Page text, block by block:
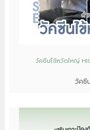
วัคซีนไข้หวัดใหญ่
วัคซี